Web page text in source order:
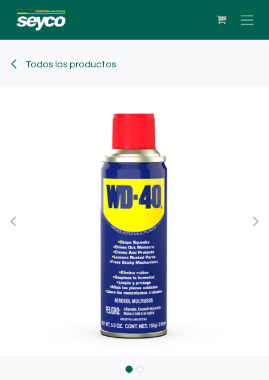
Ir al contenido
Todos los productos